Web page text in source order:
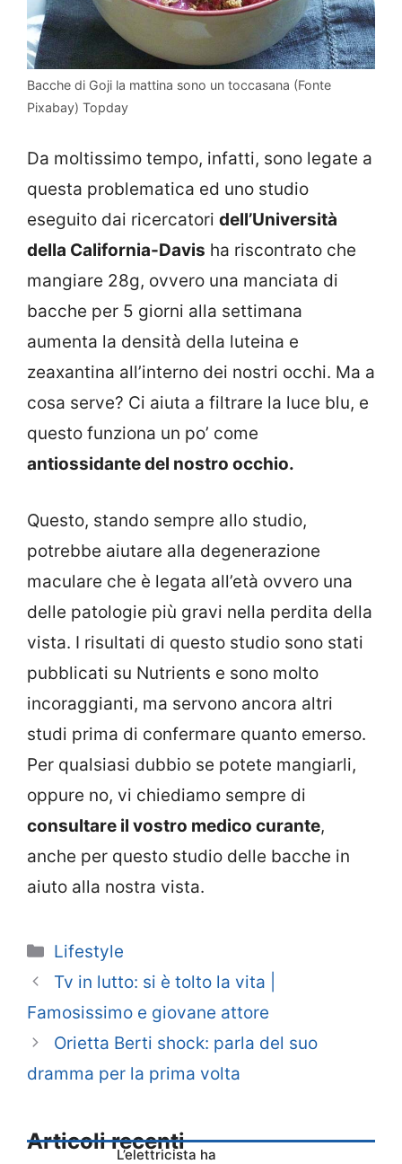
Bacche di Goji la mattina sono un toccasana (Fonte
Pixabay) Topday
Da moltissimo tempo, infatti, sono legate a
questa problematica ed uno studio
eseguito dai ricercatori dell’Università
della California-Davis ha riscontrato che
mangiare 28g, ovvero una manciata di
bacche per 5 giorni alla settimana
aumenta la densità della luteina e
zeaxantina all’interno dei nostri occhi. Ma a
cosa serve? Ci aiuta a filtrare la luce blu, e
questo funziona un po’ come
antiossidante del nostro occhio.
Questo, stando sempre allo studio,
potrebbe aiutare alla degenerazione
maculare che è legata all’età ovvero una
delle patologie più gravi nella perdita della
vista. I risultati di questo studio sono stati
pubblicati su Nutrients e sono molto
incoraggianti, ma servono ancora altri
studi prima di confermare quanto emerso.
Per qualsiasi dubbio se potete mangiarli,
oppure no, vi chiediamo sempre di
consultare il vostro medico curante,
anche per questo studio delle bacche in
aiuto alla nostra vista.
Categorie
Lifestyle
Tv in lutto: si è tolto la vita |
Famosissimo e giovane attore
Orietta Berti shock: parla del suo
dramma per la prima volta
Articoli recenti
L’elettricista ha